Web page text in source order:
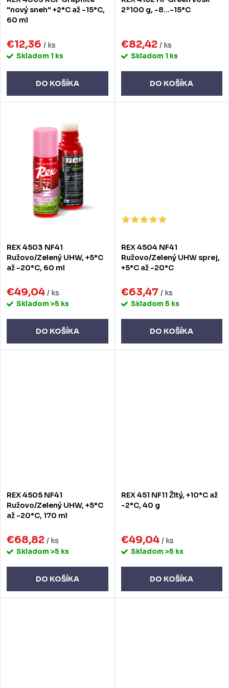
d
u
k
t
v
d
u
k
v
"nový sneh" +2°C až -15°C,
60 ml
€12,36 / ks
Skladom 1 ks
DO KOŠÍKA
2*100 g, -8...-15°C
€82,42 / ks
Skladom 1 ks
DO KOŠÍKA
REX 4503 NF41
Ružovo/Zelený UHW, +5°C
až -20°C, 60 ml
€49,04 / ks
Skladom >5 ks
DO KOŠÍKA
REX 4504 NF41
Ružovo/Zelený UHW sprej,
+5°C až -20°C
€63,47 / ks
Skladom 5 ks
DO KOŠÍKA
REX 4505 NF41
Ružovo/Zelený UHW, +5°C
až -20°C, 170 ml
€68,82 / ks
Skladom >5 ks
DO KOŠÍKA
REX 451 NF11 Žltý, +10°C až
-2°C, 40 g
€49,04 / ks
Skladom >5 ks
DO KOŠÍKA